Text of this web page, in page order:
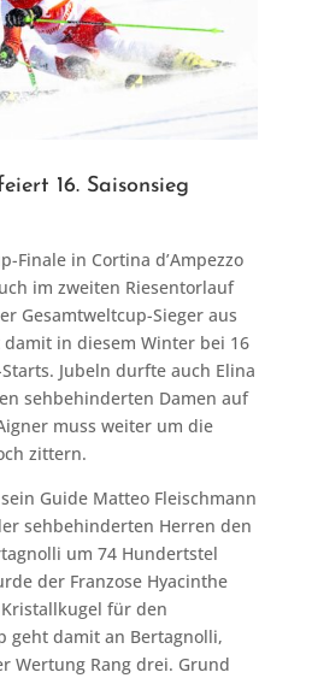
16. Saisonsieg
Finale in Cortina d’Ampezzo
im zweiten Riesentorlauf
Gesamtweltcup-Sieger aus
in diesem Winter bei 16
Jubeln durfte auch Elina
sehbehinderten Damen auf
muss weiter um die
zittern.
Guide Matteo Fleischmann
sehbehinderten Herren den
um 74 Hundertstel
der Franzose Hyacinthe
für den
geht damit an Bertagnolli,
Wertung Rang drei. Grund